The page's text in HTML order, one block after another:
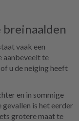
breinaalden
vaak een
aanbeveelt te
u de neiging heeft
en in sommige
is het eerder
grotere maat te